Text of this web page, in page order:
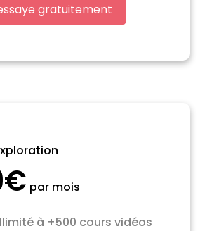
gratuitement
par mois
à +500 cours vidéos